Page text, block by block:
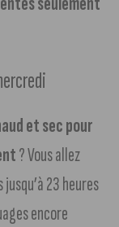
et sec pour
? Vous allez
23 heures
encore